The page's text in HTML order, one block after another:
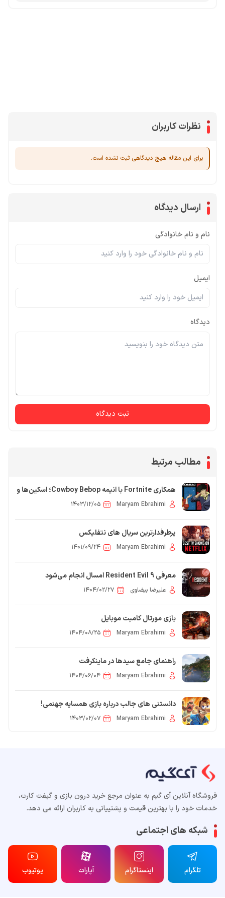
نظرات کاربران
برای این مقاله هیچ دیدگاهی ثبت نشده است.
ارسال دیدگاه
نام و نام خانوادگی
ایمیل
دیدگاه
ثبت دیدگاه
مطالب مرتبط
همکاری Fortnite با انیمه Cowboy Bebop؛ اسکین‌ها و
ماموریت‌های جدید در راه است
Maryam Ebrahimi ۱۴۰۳/۱۲/۰۵
پرطرفدارترین سریال های نتفلیکس
Maryam Ebrahimi ۱۴۰۱/۰۹/۲۴
معرفی 9 Resident Evil امسال انجام می‌شود
علیرضا بیضاوی ۱۴۰۴/۰۲/۲۷
بازی مورتال کامبت موبایل
Maryam Ebrahimi ۱۴۰۴/۰۸/۲۵
راهنمای جامع سیدها در ماینکرفت
Maryam Ebrahimi ۱۴۰۴/۰۶/۰۴
دانستنی های جالب درباره بازی همسایه جهنمی!
Maryam Ebrahimi ۱۴۰۳/۰۲/۰۷
فروشگاه آنلاین آی گیم به عنوان مرجع خرید درون بازی و گیفت کارت،
خدمات خود را با بهترین قیمت و پشتییانی به کاربران ارائه می دهد.
شبکه های اجتماعی
تلگرام اینستاگرام آپارات یوتیوب